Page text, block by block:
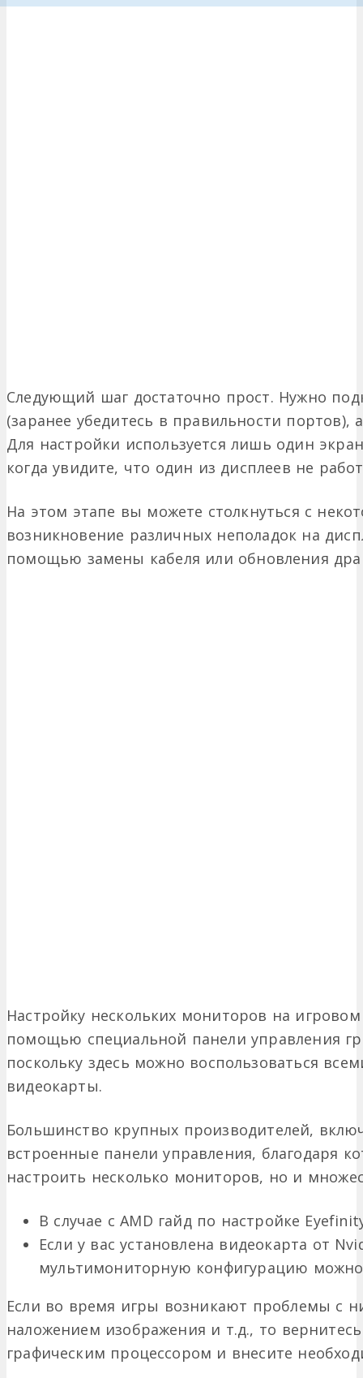
Следующий шаг достаточно прост. Нужно
(заранее убедитесь в правильности
Для настройки используется лишь один
когда увидите, что один из дисплеев не
На этом этапе вы можете столкнуться с
возникновение различных неполадок на
помощью замены кабеля или обновления
Настройку нескольких мониторов на
помощью специальной панели управления
поскольку здесь можно воспользоваться
видеокарты.
Большинство крупных производителей,
встроенные панели управления, благодаря
настроить несколько мониторов, но и
В случае с AMD гайд по настройке
Если у вас установлена видеокарта от
мультимониторную конфигурацию
Если во время игры возникают проблемы с
наложением изображения и т.д., то
графическим процессором и внесите